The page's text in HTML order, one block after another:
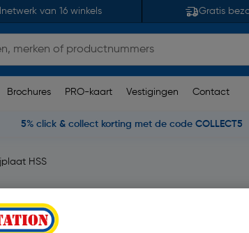
van 16 winkels Gratis
Brochures PRO-kaart Vestigingen Contact
5% click & collect korting met de code COLLECT5
HSS